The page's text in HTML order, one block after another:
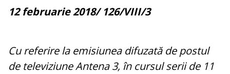
12 februarie 2018/ 126/VIII/3
Cu referire la emisiunea difuzată de postul
de televiziune Antena 3, în cursul serii de 11